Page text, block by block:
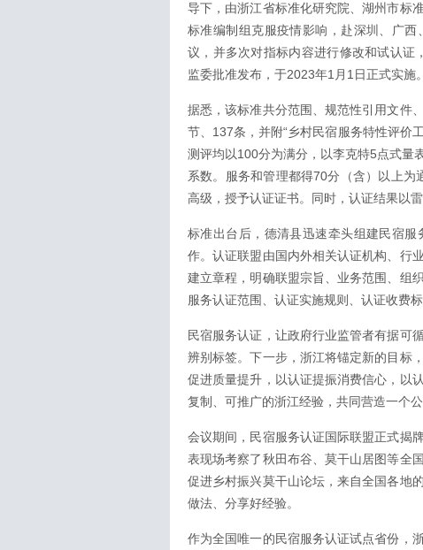
导下，由浙江省标准化研究院、湖州市标
标准编制组克服疫情影响，赴深圳、广
议，并多次对指标内容进行修改和试认证
监委批准发布，于2023年1月1日正式实施。
据悉，该标准共分范围、规范性引用文件
节、137条，并附“乡村民宿服务特性评价
测评均以100分为满分，以李克特5点式量
系数。服务和管理都得70分（含）以上为
高级，授予认证证书。同时，认证结果以
标准出台后，德清县迅速牵头组建民宿
作。认证联盟由国内外相关认证机构、行
建立章程，明确联盟宗旨、业务范围、组
服务认证范围、认证实施规则、认证收费标
民宿服务认证，让政府行业监管者有据可
辨别标签。下一步，浙江将锚定新的目标
促进质量提升，以认证提振消费信心，以
复制、可推广的浙江经验，共同营造一个
会议期间，民宿服务认证国际联盟正式揭
表现场考察了秋田布谷、莫干山居图等全
促进乡村振兴莫干山论坛，来自全国各地
做法、分享好经验。
作为全国唯一的民宿服务认证试点省份，